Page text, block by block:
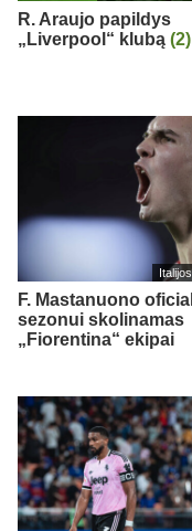
R. Araujo papildys
„Liverpool“ klubą (2)
F. Mastanuono
sezonui skolinamas
„Fiorentina“ ekipai